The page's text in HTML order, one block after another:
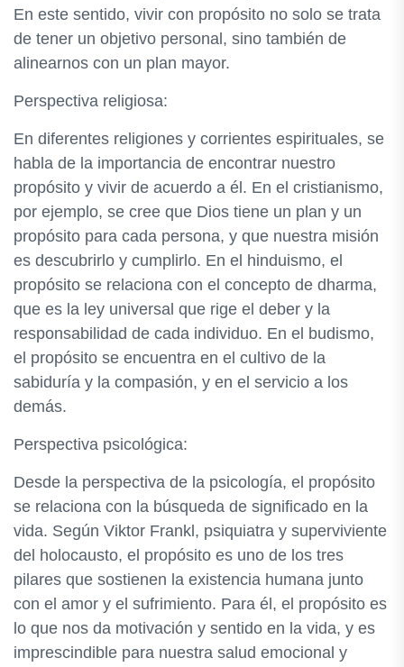
En este sentido, vivir con propósito no solo se trata
de tener un objetivo personal, sino también de
alinearnos con un plan mayor.
Perspectiva religiosa:
En diferentes religiones y corrientes espirituales, se
habla de la importancia de encontrar nuestro
propósito y vivir de acuerdo a él. En el cristianismo,
por ejemplo, se cree que Dios tiene un plan y un
propósito para cada persona, y que nuestra misión
es descubrirlo y cumplirlo. En el hinduismo, el
propósito se relaciona con el concepto de dharma,
que es la ley universal que rige el deber y la
responsabilidad de cada individuo. En el budismo,
el propósito se encuentra en el cultivo de la
sabiduría y la compasión, y en el servicio a los
demás.
Perspectiva psicológica:
Desde la perspectiva de la psicología, el propósito
se relaciona con la búsqueda de significado en la
vida. Según Viktor Frankl, psiquiatra y superviviente
del holocausto, el propósito es uno de los tres
pilares que sostienen la existencia humana junto
con el amor y el sufrimiento. Para él, el propósito es
lo que nos da motivación y sentido en la vida, y es
imprescindible para nuestra salud emocional y